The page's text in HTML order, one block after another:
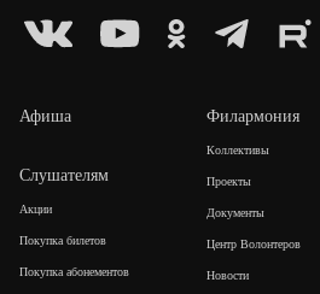
Афиша
Слушателям
Акции
Покупка билетов
Покупка абонементов
Филармония
Коллективы
Проекты
Документы
Центр Волонтеров
Новости